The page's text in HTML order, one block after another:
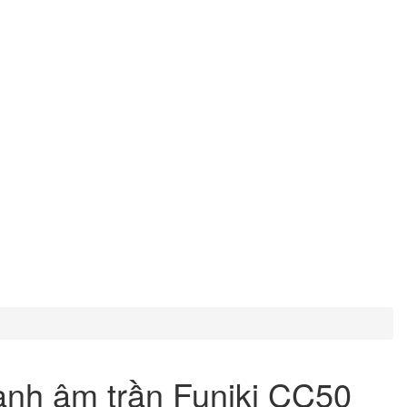
âm trần Funiki CC50